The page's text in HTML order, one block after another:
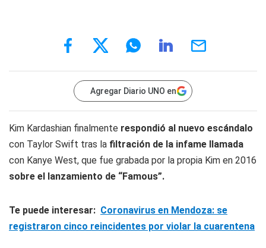
Agregar Diario UNO en
Kim Kardashian finalmente respondió al nuevo escándalo
con Taylor Swift tras la filtración de la infame llamada
con Kanye West, que fue grabada por la propia Kim en 2016
sobre el lanzamiento de “Famous”.
Te puede interesar: Coronavirus en Mendoza: se
registraron cinco reincidentes por violar la cuarentena